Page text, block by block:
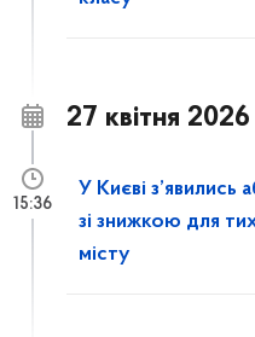
27 квітня
У Києві
зі знижкою для
місту
15:36